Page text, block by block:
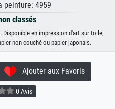
peinture: 4959
classés
Disponible en impression d'art sur toile,
non couché ou papier japonais.
Ajouter aux Favoris
0 Avis